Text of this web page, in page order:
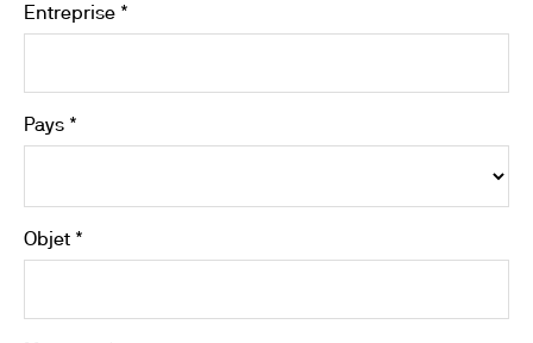
Entreprise *
Pays *
Objet *